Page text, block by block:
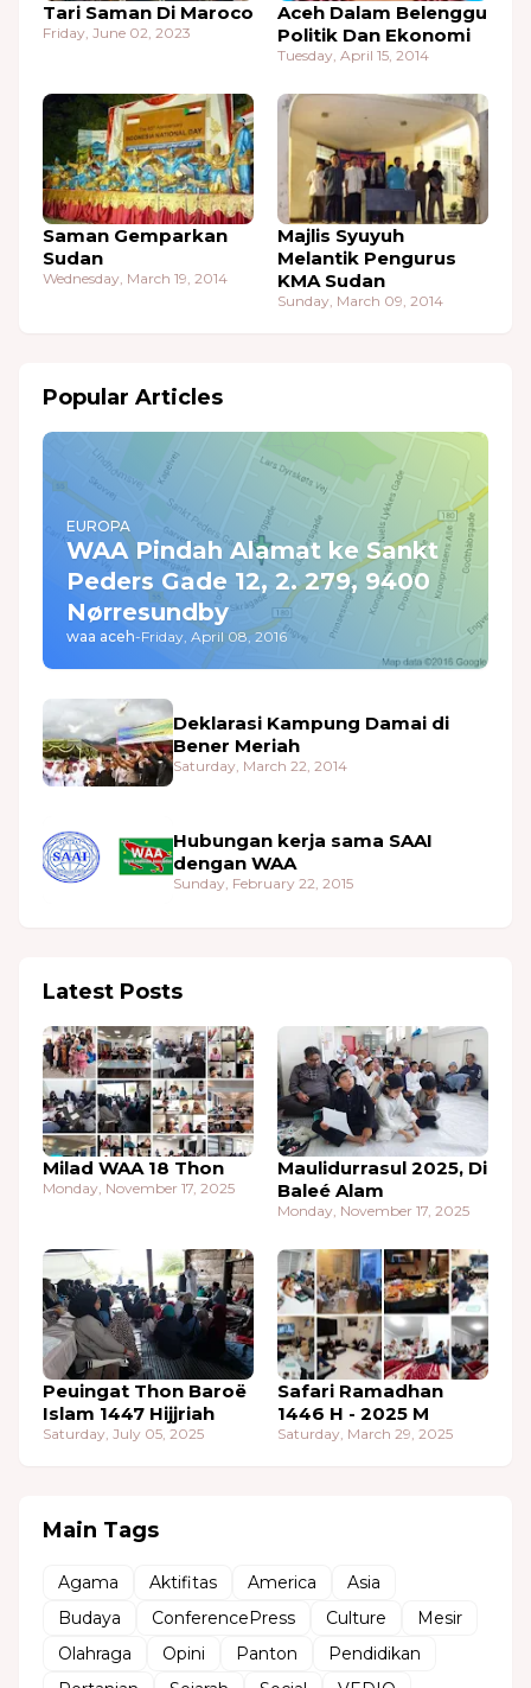
Tari Saman Di Maroco
Friday, June 02, 2023
Aceh Dalam Belenggu
Politik Dan Ekonomi
Tuesday, April 15, 2014
Saman Gemparkan
Sudan
Wednesday, March 19, 2014
Majlis Syuyuh
Melantik Pengurus
KMA Sudan
Sunday, March 09, 2014
Popular Articles
EUROPA
WAA Pindah Alamat ke Sankt
Peders Gade 12, 2. 279, 9400
Nørresundby
waa aceh-Friday, April 08, 2016
Deklarasi Kampung Damai di
Bener Meriah
Saturday, March 22, 2014
Hubungan kerja sama SAAI
dengan WAA
Sunday, February 22, 2015
Latest Posts
Milad WAA 18 Thon
Monday, November 17, 2025
Maulidurrasul 2025, Di
Baleé Alam
Monday, November 17, 2025
Peuingat Thon Baroë
Islam 1447 Hijjriah
Saturday, July 05, 2025
Safari Ramadhan
1446 H - 2025 M
Saturday, March 29, 2025
Main Tags
Agama Aktifitas America
Asia
Budaya
ConferencePress Culture
Mesir
Olahraga
Opini Panton
Pendidikan